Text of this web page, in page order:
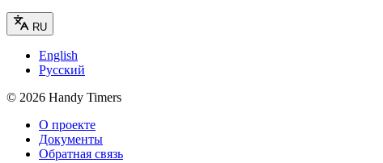
RU
English
Русский
© 2026 Handy Timers
О проекте
Документы
Обратная связь